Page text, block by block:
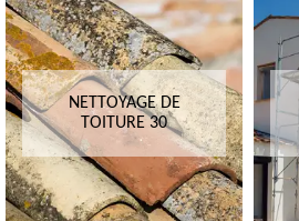
NETTOYAGE DE
TOITURE 30